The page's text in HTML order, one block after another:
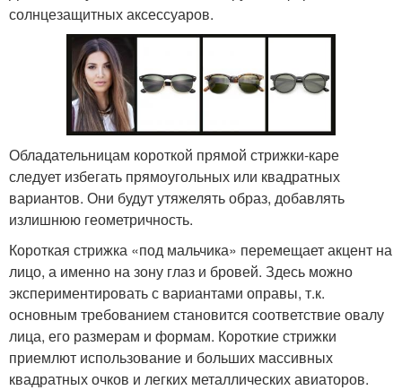
солнцезащитных аксессуаров.
Обладательницам короткой прямой стрижки-каре
следует избегать прямоугольных или квадратных
вариантов. Они будут утяжелять образ, добавлять
излишнюю геометричность.
Короткая стрижка «под мальчика» перемещает акцент на
лицо, а именно на зону глаз и бровей. Здесь можно
экспериментировать с вариантами оправы, т.к.
основным требованием становится соответствие овалу
лица, его размерам и формам. Короткие стрижки
приемлют использование и больших массивных
квадратных очков и легких металлических авиаторов.